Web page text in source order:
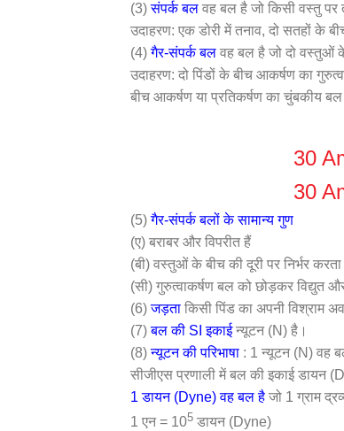
(3)संपर्क बल वह बल है जो किसी वस्तु पर
उदाहरण: एक डोरी में तनाव, दो सतहों के
(4)गैर-संपर्क बल वह बल है जो दो वस्तुओं
उदाहरण: दो पिंडों के बीच आकर्षण का
बीच आकर्षण या प्रतिकर्षण का चुंबकीय
30
30
(5)गैर-संपर्क बलों के सामान्य गुण
(ए) बराबर और विपरीत हैं
(बी) वस्तुओं के बीच की दूरी पर निर्भर
(सी) गुरुत्वाकर्षण बल को छोड़कर विद्युत
(6)जड़ता किसी पिंड का अपनी विश्राम
(7)बल की SI इकाईन्यूटन (N) है।
(8)न्यूटन की परिभाषा : 1 न्यूटन (N) वह
सीजीएस प्रणाली में बल की इकाई डायन
1 डायन (Dyne) वह बल है जो 1 ग्राम
1 एन = 105 डायन (Dyne)